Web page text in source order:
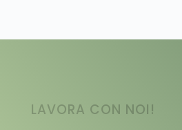
LAVORA CON NOI!